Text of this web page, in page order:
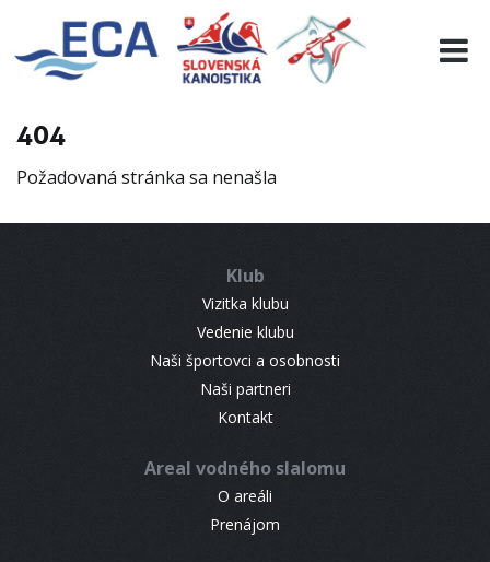
404
Požadovaná stránka sa nenašla
Klub
Vizitka klubu
Vedenie klubu
Naši športovci a osobnosti
Naši partneri
Kontakt
Areal vodného slalomu
O areáli
Prenájom
EURO 19
INFO
RESULTS
CONTACT